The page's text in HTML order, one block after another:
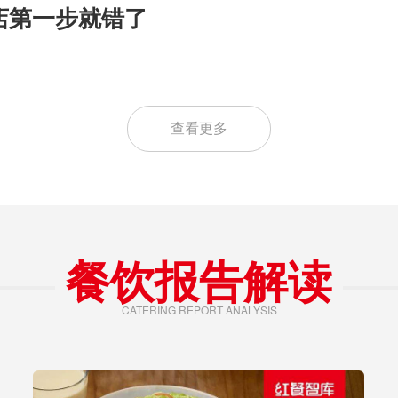
生意，藏了太多“赚
查看更多
餐饮报告解读
CATERING REPORT ANALYSIS